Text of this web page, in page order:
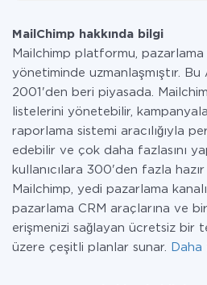
MailChimp hakkında bilgi
Mailchimp platformu, pazarlama
yönetiminde uzmanlaşmıştır. Bu
2001'den beri piyasada.
listelerini yönetebilir,
raporlama sistemi aracılığıyla
edebilir ve çok daha fazlasını
kullanıcılara 300'den fazla
Mailchimp, yedi pazarlama
pazarlama CRM araçlarına ve
erişmenizi sağlayan ücretsiz bir
üzere çeşitli planlar sunar.